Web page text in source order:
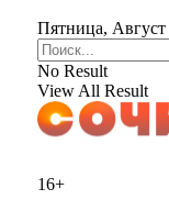
Пятница, Август
No Result
View All Result
16+